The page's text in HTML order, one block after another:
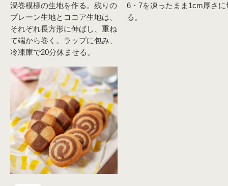
渦巻模様の生地を作る。残りの
プレーン生地とココア生地は、
それぞれ長方形に伸ばし、重ね
て端から巻く。ラップに包み、
冷凍庫で20分休ませる。
6・7を凍ったまま1cm厚さに
る。